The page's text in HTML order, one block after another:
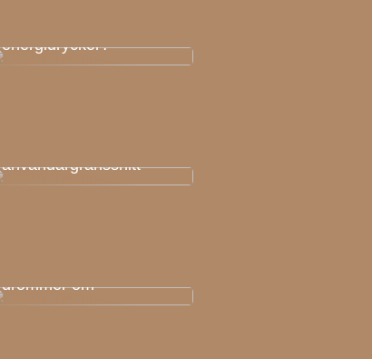
energidrycker?
användargränssnitt
drömmer om